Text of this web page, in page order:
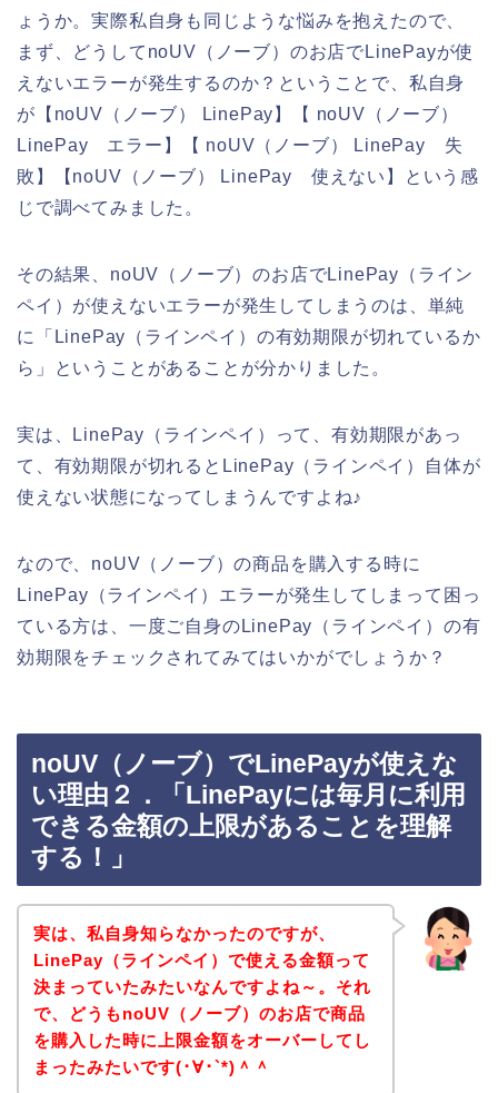
ょうか。実際私自身も同じような悩みを抱えたので、
まず、どうしてnoUV（ノーブ）のお店でLinePayが使
えないエラーが発生するのか？ということで、私自身
が【noUV（ノーブ） LinePay】【 noUV（ノーブ）
LinePay エラー】【 noUV（ノーブ） LinePay 失
敗】【noUV（ノーブ） LinePay 使えない】という感
じで調べてみました。
その結果、noUV（ノーブ）のお店でLinePay（ライン
ペイ）が使えないエラーが発生してしまうのは、単純
に「LinePay（ラインペイ）の有効期限が切れているか
ら」ということがあることが分かりました。
実は、LinePay（ラインペイ）って、有効期限があっ
て、有効期限が切れるとLinePay（ラインペイ）自体が
使えない状態になってしまうんですよね♪
なので、noUV（ノーブ）の商品を購入する時に
LinePay（ラインペイ）エラーが発生してしまって困っ
ている方は、一度ご自身のLinePay（ラインペイ）の有
効期限をチェックされてみてはいかがでしょうか？
noUV（ノーブ）でLinePayが使えな
い理由２．「LinePayには毎月に利用
できる金額の上限があることを理解
する！」
実は、私自身知らなかったのですが、
LinePay（ラインペイ）で使える金額って
決まっていたみたいなんですよね～。それ
で、どうもnoUV（ノーブ）のお店で商品
を購入した時に上限金額をオーバーしてし
まったみたいです(･∀･`*)＾＾